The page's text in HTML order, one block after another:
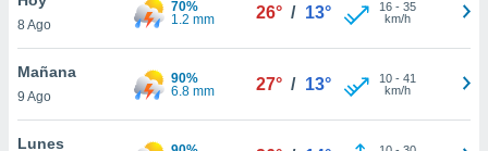
en
más
nuestra
8 Ago
70%
1.2 mm
26° / 13° 16- 35
km/h
Mañana
9 Ago
90%
6.8 mm
27° / 13° 10- 41
km/h
Lunes